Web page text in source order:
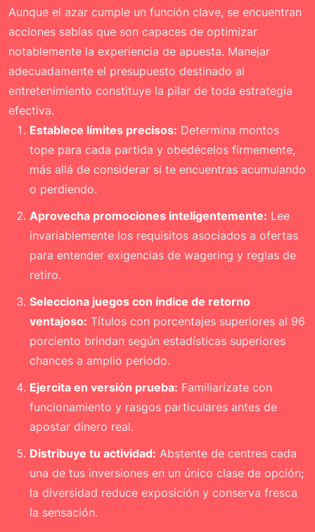
Aunque el azar cumple un función clave, se encuentran
acciones sabias que son capaces de optimizar
notablemente la experiencia de apuesta. Manejar
adecuadamente el presupuesto destinado al
entretenimiento constituye la pilar de toda estrategia
efectiva.
Establece límites precisos: Determina montos
tope para cada partida y obedécelos firmemente,
más allá de considerar si te encuentras acumulando
o perdiendo.
Aprovecha promociones inteligentemente: Lee
invariablemente los requisitos asociados a ofertas
para entender exigencias de wagering y reglas de
retiro.
Selecciona juegos con índice de retorno
ventajoso: Títulos con porcentajes superiores al 96
porciento brindan según estadísticas superiores
chances a amplio periodo.
Ejercita en versión prueba: Familiarízate con
funcionamiento y rasgos particulares antes de
apostar dinero real.
Distribuye tu actividad: Abstente de centres cada
una de tus inversiones en un único clase de opción;
la diversidad reduce exposición y conserva fresca
la sensación.